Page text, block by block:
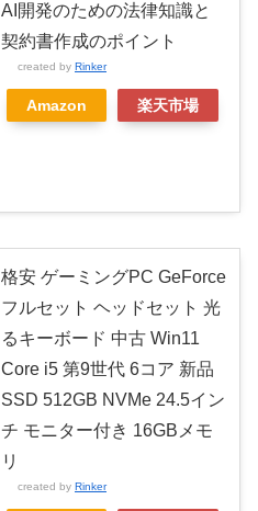
AI開発のための法律知識と
契約書作成のポイント
created by Rinker
Amazon 楽天市場
格安 ゲーミングPC GeForce
フルセット ヘッドセット 光
るキーボード 中古 Win11
Core i5 第9世代 6コア 新品
SSD 512GB NVMe 24.5イン
チ モニター付き 16GBメモ
リ
created by Rinker